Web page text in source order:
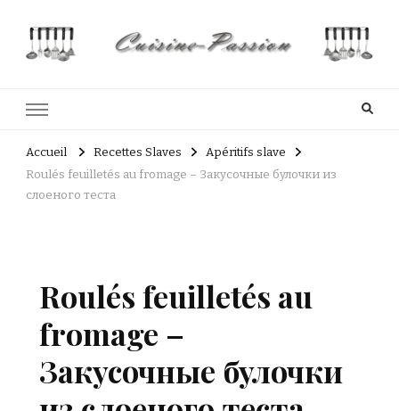
Accueil Recettes Slaves
Apéritifs slave
Roulés feuilletés au fromage – Закусочные булочки из
слоеного теста
Roulés feuilletés au
fromage –
Закусочные булочки